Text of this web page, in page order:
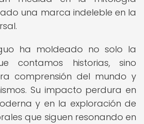
una marca indeleble en la
ha moldeado no solo la
contamos historias, sino
comprensión del mundo y
Su impacto perdura en
y en la exploración de
que siguen resonando en